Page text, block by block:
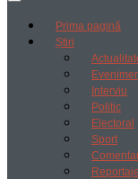
Prima pagină
Știri
Interviu
Politic
Electoral
Sport
Reportaje